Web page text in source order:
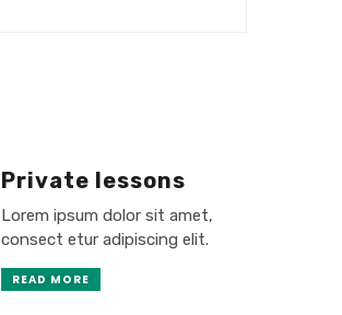
Private lessons
Lorem ipsum dolor sit amet,
consect etur adipiscing elit.
READ MORE